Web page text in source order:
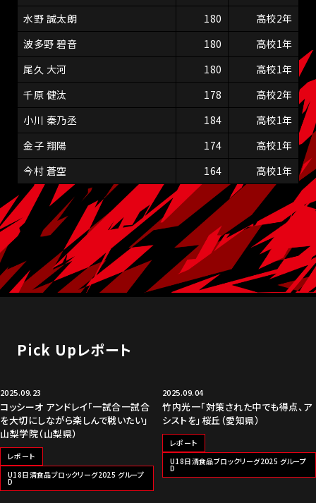
水野 誠太朗
180
高校2年
波多野 碧音
180
高校1年
尾久 大河
180
高校1年
千原 健汰
178
高校2年
小川 秦乃丞
184
高校1年
金子 翔陽
174
高校1年
今村 蒼空
164 高校1年
Pick Upレポート
2025.09.23
コッシーオ アンドレイ「一試合一試合
を大切にしながら楽しんで戦いたい」
山梨学院（山梨県）
レポート
U18日清食品ブロックリーグ2025 グループ
D
2025.09.04
竹内光一「対策された中でも得点、ア
シストを」桜丘（愛知県）
レポート
U18日清食品ブロックリーグ2025 グループ
D